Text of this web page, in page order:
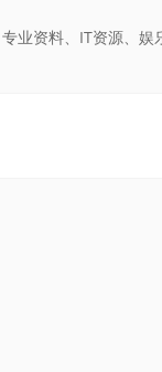
业资料、IT资源、